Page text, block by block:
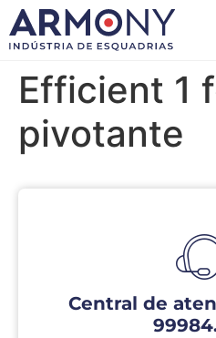
Efficient 1
pivotante
Central de